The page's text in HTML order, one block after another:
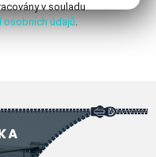
v souladu
osobních údajů.